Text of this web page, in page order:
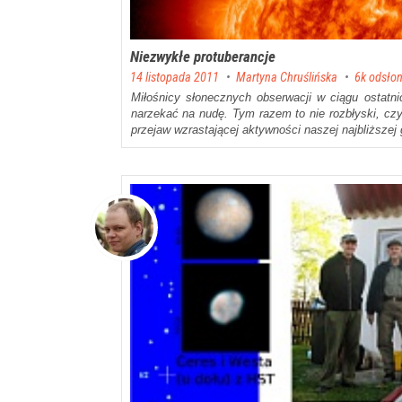
Niezwykłe protuberancje
Posted on
14 listopada 2011 byMartyna Chruślińska 6k odsłon
Miłośnicy słonecznych obserwacji w ciągu
narzekać na nudę. Tym razem to nie rozbłyski,
przejaw wzrastającej aktywności naszej najbliższej